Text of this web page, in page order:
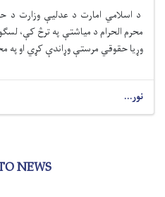
د اسلامي امارت د عدلیې وزارت د
محرم الحرام د میاشتې په ترڅ کې،
وړیا حقوقي مرستې وړاندې کړي او
نور...
NEWS